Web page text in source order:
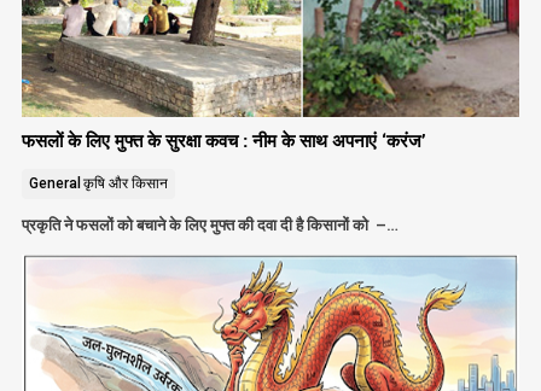
फसलों के लिए मुफ्त के सुरक्षा कवच : नीम के साथ अपनाएं ‘करंज’
General कृषि और किसान
प्रकृति ने फसलों को बचाने के लिए मुफ्त की दवा दी है किसानों को –…